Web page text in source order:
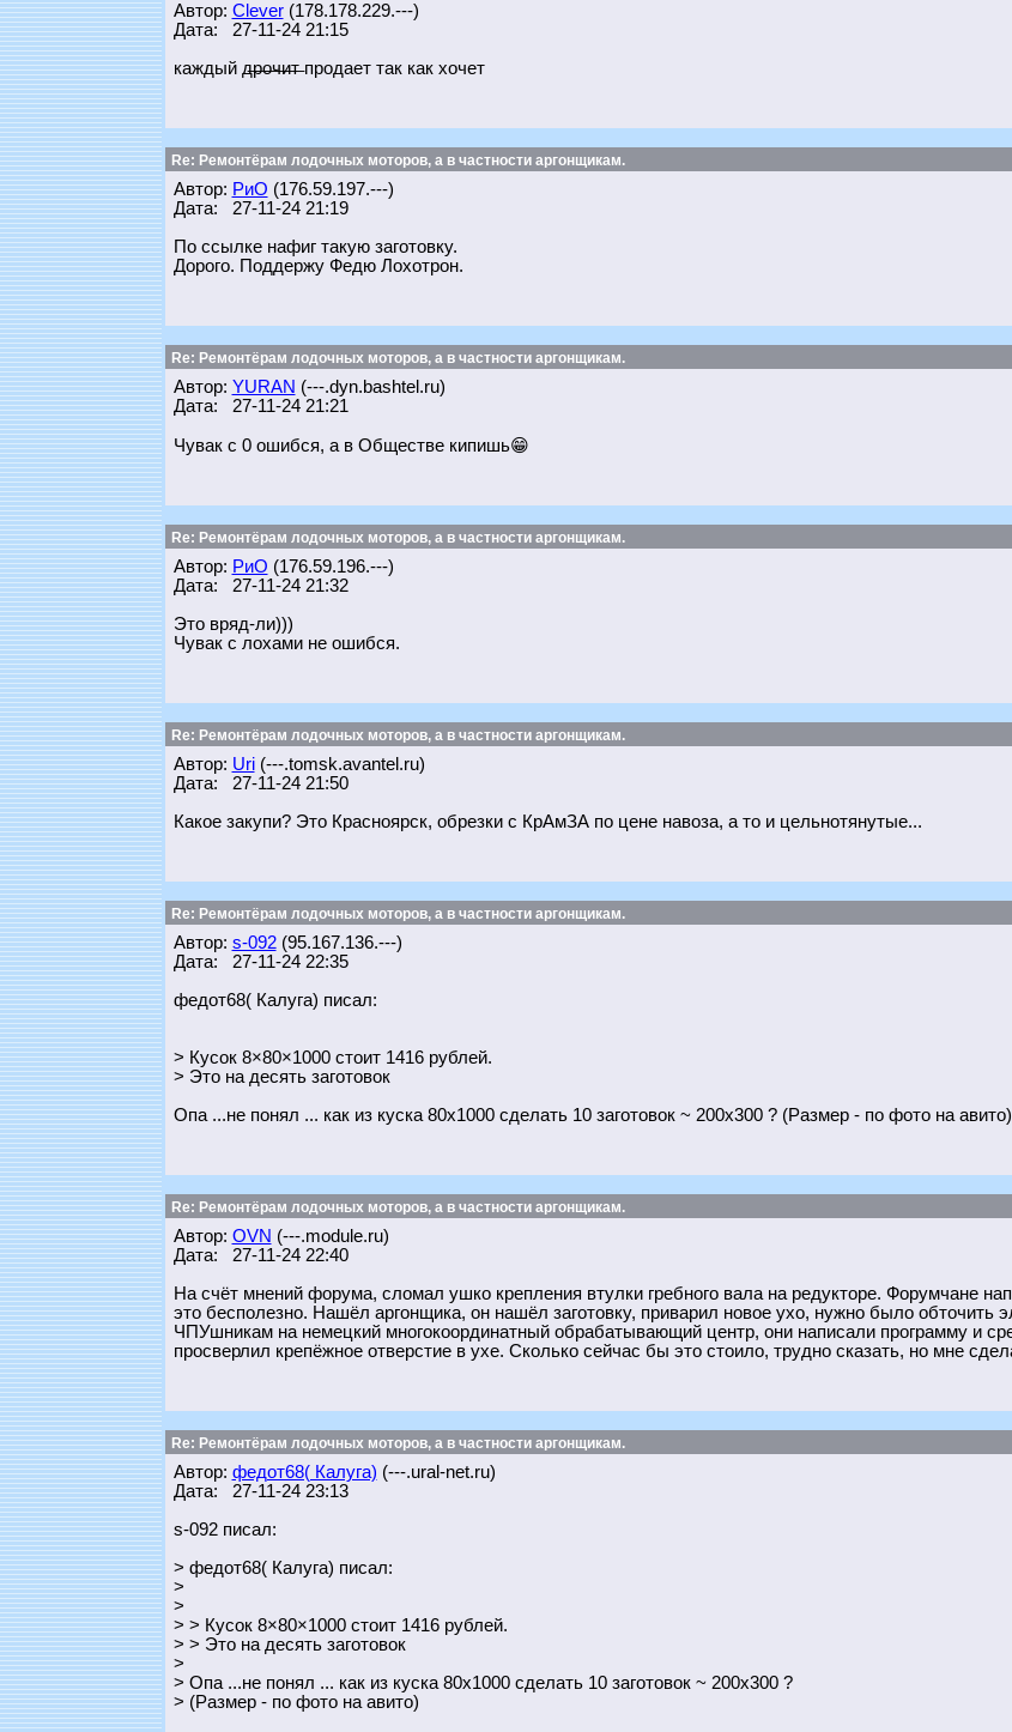
Автор: Clever(178.178.229.---)
Дата: 27-11-24 21:15
каждый д̶р̶о̶ч̶и̶т̶ продает так как хочет
Re: Ремонтёрам лодочных моторов, а в частности аргонщикам.
Автор: РиО (176.59.197.---)
Дата: 27-11-24 21:19
По ссылке нафиг такую заготовку.
Дорого. Поддержу Федю Лохотрон.
Re: Ремонтёрам лодочных моторов, а в частности аргонщикам.
Автор: YURAN (---.dyn.bashtel.ru)
Дата: 27-11-24 21:21
Чувак с 0 ошибся, а в Обществе кипишь😁
Re: Ремонтёрам лодочных моторов, а в частности аргонщикам.
Автор: РиО (176.59.196.---)
Дата: 27-11-24 21:32
Это вряд-ли)))
Чувак с лохами не ошибся.
Re: Ремонтёрам лодочных моторов, а в частности аргонщикам.
Автор: Uri(---.tomsk.avantel.ru)
Дата: 27-11-24 21:50
Какое закупи? Это Красноярск, обрезки с КрАмЗА по цене навоза, а то и цельнотянутые...
Re: Ремонтёрам лодочных моторов, а в частности аргонщикам.
Автор: s-092(95.167.136.---)
Дата: 27-11-24 22:35
федот68( Калуга) писал:
> Кусок 8×80×1000 стоит 1416 рублей.
> Это на десять заготовок
Опа ...не понял ... как из куска 80х1000 сделать 10 заготовок ~ 200х300 ? (Размер - по фото на авито)
Re: Ремонтёрам лодочных моторов, а в частности аргонщикам.
Автор: OVN (---.module.ru)
Дата: 27-11-24 22:40
На счёт мнений форума, сломал ушко крепления втулки гребного вала на редукторе. Форумчане
это бесполезно. Нашёл аргонщика, он нашёл заготовку, приварил новое ухо, нужно было обточить
ЧПУшникам на немецкий многокоординатный обрабатывающий центр, они написали программу и
просверлил крепёжное отверстие в ухе. Сколько сейчас бы это стоило, трудно сказать, но мне
Re: Ремонтёрам лодочных моторов, а в частности аргонщикам.
Автор: федот68( Калуга) (---.ural-net.ru)
Дата: 27-11-24 23:13
s-092 писал:
> федот68( Калуга) писал:
>
>
> > Кусок 8×80×1000 стоит 1416 рублей.
> > Это на десять заготовок
>
> Опа ...не понял ... как из куска 80х1000 сделать 10 заготовок ~ 200х300 ?
> (Размер - по фото на авито)